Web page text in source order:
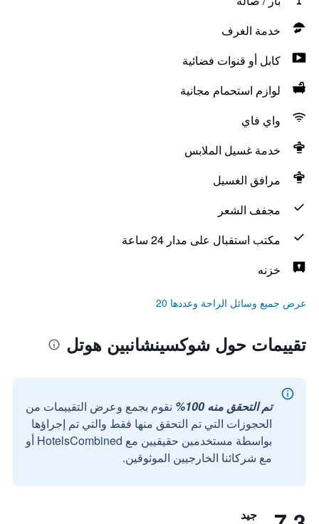
خدمة الغرف
كابل أو قنوات فضائية
لوازم استحمام مجانية
واي فاي
خدمة غسيل الملابس
مرافق الغسيل
مجفف الشعر
مكتب استقبال على مدار 24 ساعة
خزنه
عرض جميع وسائل الراحة وعددها 20
تقييمات حول شوكسينشانبين هوتل
تم التحقق منه 100%
نقوم بجمع وعرض التقييمات من
الحجوزات التي تم التحقق منها فقط والتي تم إجراؤها
بواسطة مستخدمين حقيقيين مع HotelsCombined أو
مع شركائنا الخارجيين الموثوقين.
جيد